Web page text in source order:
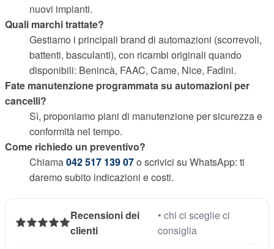
nuovi impianti.
Quali marchi trattate?
Gestiamo i principali brand di automazioni (scorrevoli,
battenti, basculanti), con ricambi originali quando
disponibili: Benincà, FAAC, Came, Nice, Fadini.
Fate manutenzione programmata su automazioni per
cancelli?
Sì, proponiamo piani di manutenzione per sicurezza e
conformità nel tempo.
Come richiedo un preventivo?
Chiama042 517 139 07o scrivici su WhatsApp: ti
daremo subito indicazioni e costi.
Recensioni dei
clienti
• chi ci sceglie ci
consiglia